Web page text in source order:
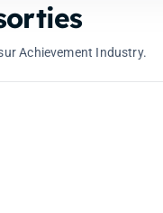
Achievement Industry.
Legacy